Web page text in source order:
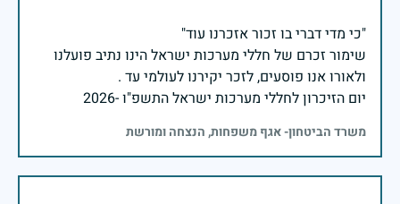
שימור זכרם של חללי מערכות ישראל הינו נתיב פועלנו
יום הזיכרון לחללי מערכות ישראל התשפ"ו -2026
משרד הביטחון- אגף משפחות, הנצחה ומורשת